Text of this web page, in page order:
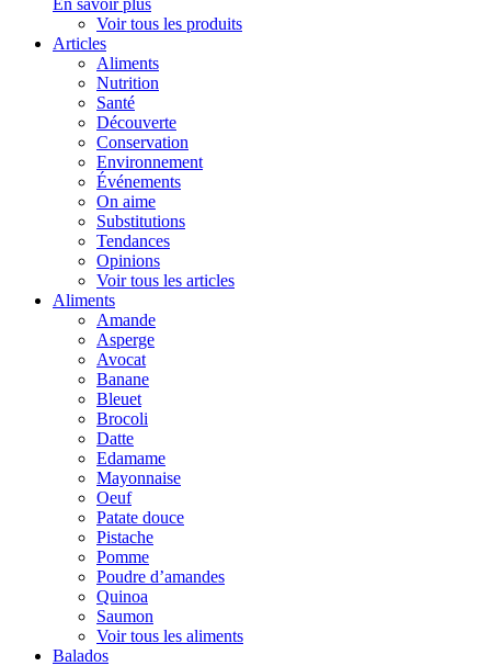
En savoir plus
Voir tous les produits
Articles
Aliments
Nutrition
Santé
Découverte
Conservation
Environnement
Événements
On aime
Substitutions
Tendances
Opinions
Voir tous les articles
Aliments
Amande
Asperge
Avocat
Banane
Bleuet
Brocoli
Datte
Edamame
Mayonnaise
Oeuf
Patate douce
Pistache
Pomme
Poudre d’amandes
Quinoa
Saumon
Voir tous les aliments
Balados